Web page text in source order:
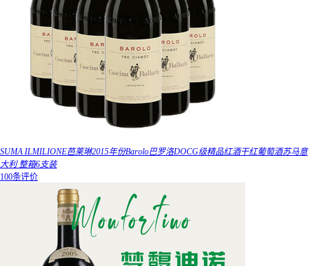
SUMA ILMILIONE芭莱琳2015年份Barolo巴罗洛DOCG级精品红酒干红葡萄酒苏马意
大利 整箱6支装
100条评价